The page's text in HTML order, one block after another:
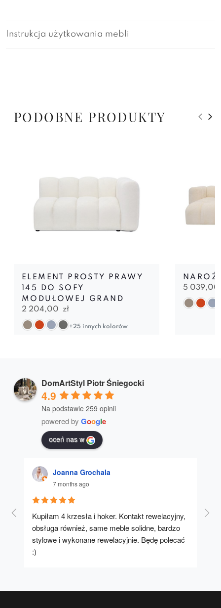
Instrukcja użytkowania mebli
PODOBNE PRODUKTY
ELEMENT PROSTY PRAWY
145 DO SOFY
MODUŁOWEJ GRAND
2 204,00 zł
+25 innych kolorów
5 039,00
DomArtStyl Piotr Śniegocki
4.9
Na podstawie 259 opinii
powered by Google
oceń nas w
Joanna Grochala
7 months ago
Kupiłam 4 krzesła i hoker. Kontakt rewelacyjny,
obsługa również, same meble solidne, bardzo
stylowe i wykonane rewelacyjnie. Będę polecać
:)
A